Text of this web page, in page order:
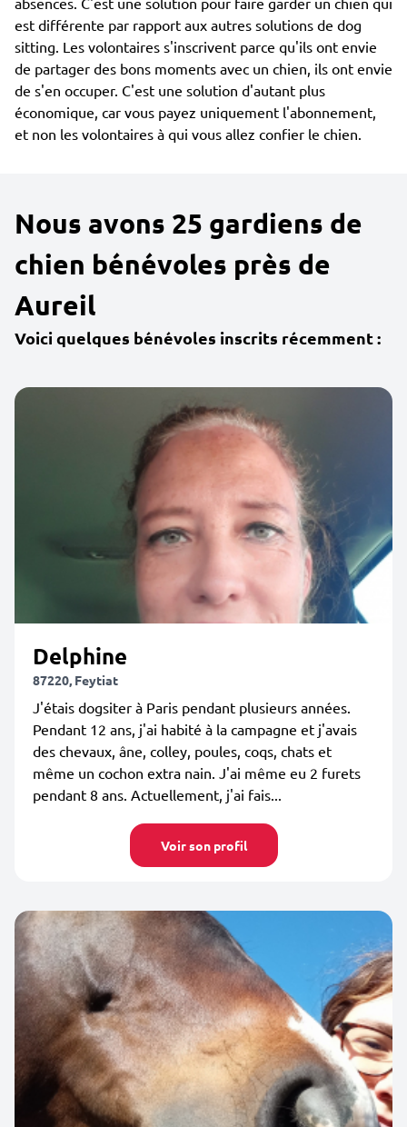
est différente par rapport aux autres solutions de dog
sitting. Les volontaires s'inscrivent parce qu'ils ont envie
de partager des bons moments avec un chien, ils ont envie
de s'en occuper. C'est une solution d'autant plus
économique, car vous payez uniquement l'abonnement,
et non les volontaires à qui vous allez confier le chien.
Nous avons 25 gardiens de
chien bénévoles près de
Aureil
Voici quelques bénévoles inscrits récemment :
Delphine
87220, Feytiat
J'étais dogsiter à Paris pendant plusieurs années.
Pendant 12 ans, j'ai habité à la campagne et j'avais
des chevaux, âne, colley, poules, coqs, chats et
même un cochon extra nain. J'ai même eu 2 furets
pendant 8 ans. Actuellement, j'ai fais...
Voir son profil